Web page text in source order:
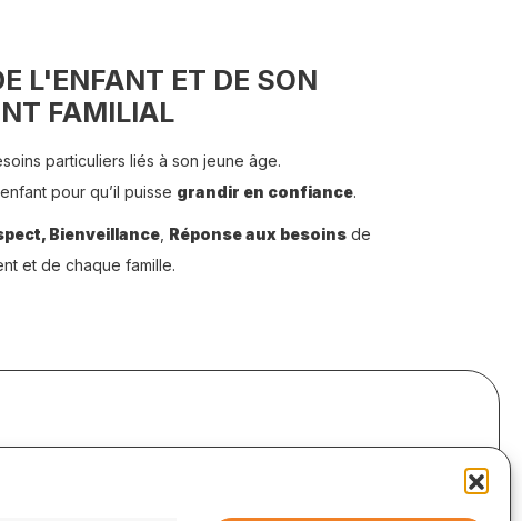
L'ENFANT ET DE SON
FAMILIAL
particuliers liés à son jeune âge.
pour qu’il puisse grandir en confiance.
Bienveillance, Réponse aux besoins de
et de chaque famille.